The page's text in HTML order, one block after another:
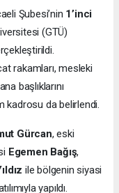
Şubesi’nin 1’inci
(GTÜ)
rakamları, mesleki
başlıklarını
kadrosu da belirlendi.
Gürcan, eski
Egemen Bağış,
ile bölgenin siyasi
yapıldı.